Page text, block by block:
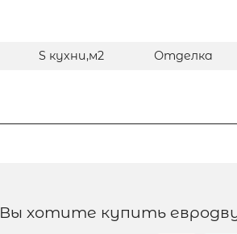
S кухни,м2 Отделка
Вы хотите купить